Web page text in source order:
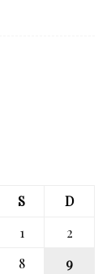
S
D
1
2
8
9